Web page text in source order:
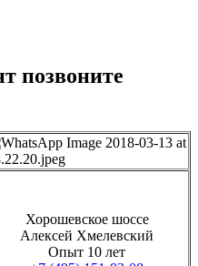
позвоните
Хорошевское шоссе
Алексей Хмелевский
Опыт 10 лет